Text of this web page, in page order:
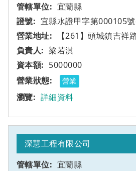
宜蘭縣
宜縣水證甲字第000105號
【261】頭城鎮吉祥
梁若淇
5000000
營業
詳細資料
深慧工程有限公司
宜蘭縣